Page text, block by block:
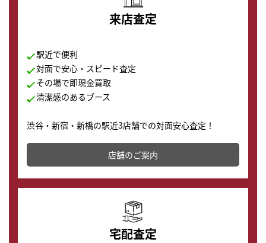
来店査定
駅近で便利
対面で安心・スピード査定
その場で即現金買取
清潔感のあるブース
渋谷・新宿・新橋の駅近3店舗での対面安心査定！
店舗を併設しており、下取りに出してお得に新しい時計
の購入もできます♪
店舗のご案内
宅配査定